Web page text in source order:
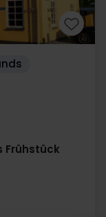
Frühstück